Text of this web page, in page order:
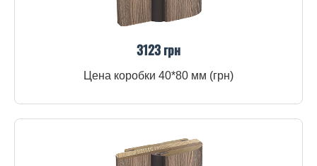
3123 грн
Цена коробки 40*80 мм (грн)